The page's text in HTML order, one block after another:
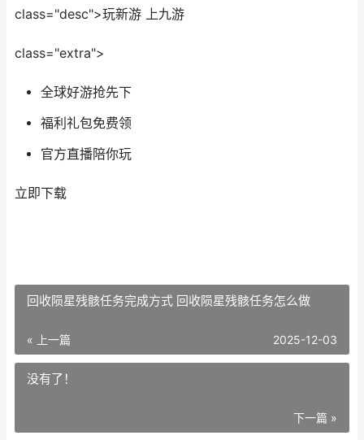
class="desc">玩新游 上九游
class="extra">
全球好游抢先下
福利礼包免费领
官方直播陪你玩
立即下载
回收陨星残骸任务完成方式 回收陨星残骸任务怎么做
« 上一篇 2025-12-03
没有了！
下一篇 »